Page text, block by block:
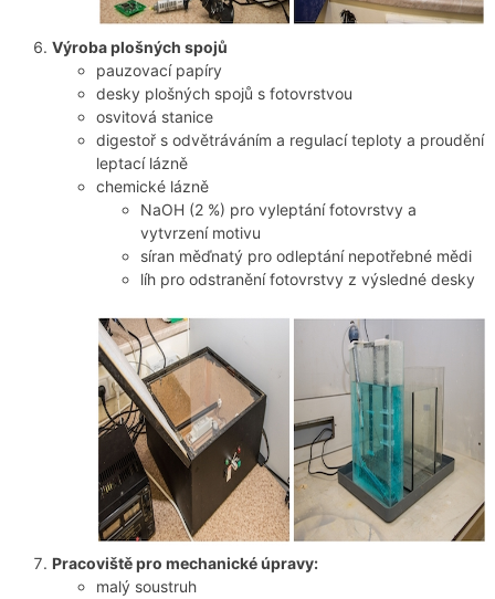
Výroba plošných spojů
pauzovací papíry
desky plošných spojů s fotovrstvou
osvitová stanice
digestoř s odvětráváním a regulací teploty a proudění
leptací lázně
chemické lázně
NaOH (2 %) pro vyleptání fotovrstvy a
vytvrzení motivu
síran měďnatý pro odleptání nepotřebné mědi
líh pro odstranění fotovrstvy z výsledné desky
Pracoviště pro mechanické úpravy:
malý soustruh